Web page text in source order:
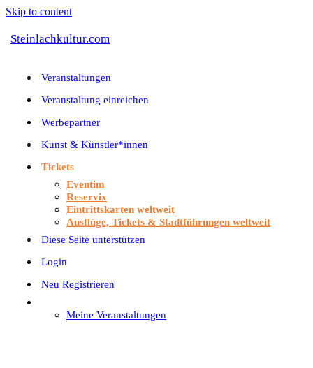
Skip to content
Steinlachkultur.com
Veranstaltungen
Veranstaltung einreichen
Werbepartner
Kunst & Künstler*innen
Tickets
Eventim
Reservix
Eintrittskarten weltweit
Ausflüge, Tickets & Stadtführungen weltweit
Diese Seite unterstützen
Login
Neu Registrieren
Meine Veranstaltungen